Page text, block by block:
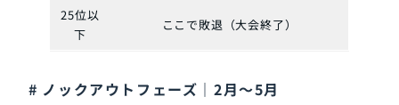
25位以
下
ここで敗退（大会終了）
ノックアウトフェーズ｜2月〜5月